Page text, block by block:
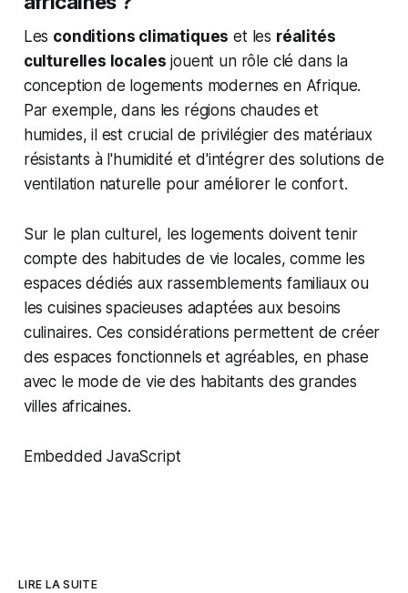
Les conditions climatiques et les réalités
culturelles locales jouent un rôle clé dans la
conception de logements modernes en Afrique.
Par exemple, dans les régions chaudes et
humides, il est crucial de privilégier des matériaux
résistants à l'humidité et d'intégrer des solutions de
ventilation naturelle pour améliorer le confort.
Sur le plan culturel, les logements doivent tenir
compte des habitudes de vie locales, comme les
espaces dédiés aux rassemblements familiaux ou
les cuisines spacieuses adaptées aux besoins
culinaires. Ces considérations permettent de créer
des espaces fonctionnels et agréables, en phase
avec le mode de vie des habitants des grandes
villes africaines.
Embedded JavaScript
LIRE LA SUITE